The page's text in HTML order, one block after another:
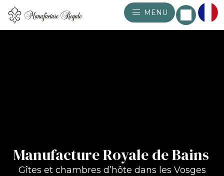
MENU
Manufacture Royale de Bains
Gîtes et chambres d’hôte dans les Vosges